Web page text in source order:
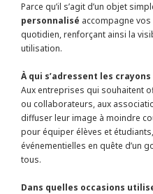
Parce qu’il s’agit d’un objet
personnalisé accompagne
quotidien, renforçant ainsi la
utilisation.
À qui s’adressent les
Aux entreprises qui souhaitent
ou collaborateurs, aux
diffuser leur image à moindre
pour équiper élèves et
événementielles en quête d’un
tous.
Dans quelles occasions